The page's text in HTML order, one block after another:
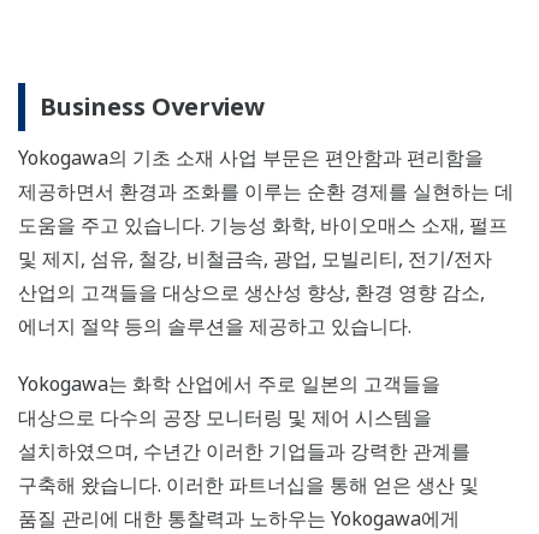
Business Overview
Yokogawa의 기초 소재 사업 부문은 편안함과 편리함을
제공하면서 환경과 조화를 이루는 순환 경제를 실현하는 데
도움을 주고 있습니다. 기능성 화학, 바이오매스 소재, 펄프
및 제지, 섬유, 철강, 비철금속, 광업, 모빌리티, 전기/전자
산업의 고객들을 대상으로 생산성 향상, 환경 영향 감소,
에너지 절약 등의 솔루션을 제공하고 있습니다.
Yokogawa는 화학 산업에서 주로 일본의 고객들을
대상으로 다수의 공장 모니터링 및 제어 시스템을
설치하였으며, 수년간 이러한 기업들과 강력한 관계를
구축해 왔습니다. 이러한 파트너십을 통해 얻은 생산 및
품질 관리에 대한 통찰력과 노하우는 Yokogawa에게